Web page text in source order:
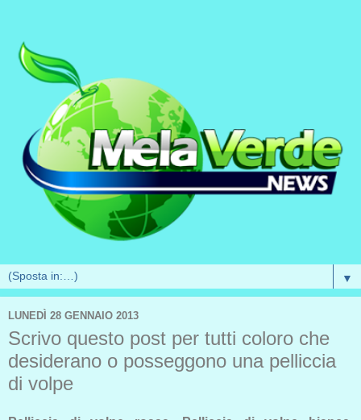
▼
LUNEDÌ 28 GENNAIO 2013
Scrivo questo post per tutti coloro che
desiderano o posseggono una pelliccia
di volpe